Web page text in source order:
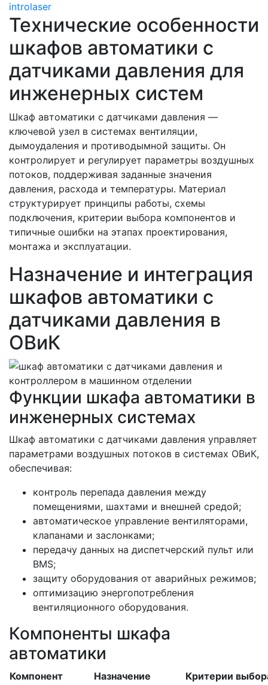
introlaser
Технические особенности
шкафов автоматики с
датчиками давления для
инженерных систем
Шкаф автоматики с датчиками давления —
ключевой узел в системах вентиляции,
дымоудаления и противодымной защиты. Он
контролирует и регулирует параметры воздушных
потоков, поддерживая заданные значения
давления, расхода и температуры. Материал
структурирует принципы работы, схемы
подключения, критерии выбора компонентов и
типичные ошибки на этапах проектирования,
монтажа и эксплуатации.
Назначение и интеграция
шкафов автоматики с
датчиками давления в
ОВиК
Функции шкафа автоматики в
инженерных системах
Шкаф автоматики с датчиками давления управляет
параметрами воздушных потоков в системах ОВиК,
обеспечивая:
контроль перепада давления между
помещениями, шахтами и внешней средой;
автоматическое управление вентиляторами,
клапанами и заслонками;
передачу данных на диспетчерский пульт или
BMS;
защиту оборудования от аварийных режимов;
оптимизацию энергопотребления
вентиляционного оборудования.
Компоненты шкафа
автоматики
Компонент Назначение Критерии